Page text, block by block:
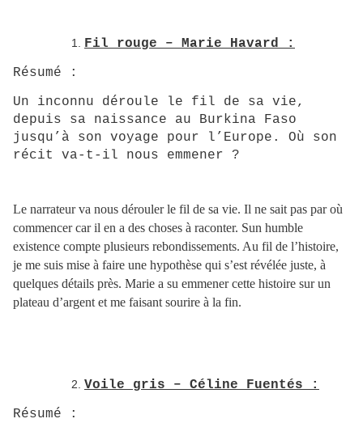
Fil rouge – Marie Havard :
Résumé :
Un inconnu déroule le fil de sa vie,
depuis sa naissance au Burkina Faso
jusqu’à son voyage pour l’Europe. Où son
récit va-t-il nous emmener ?
Le narrateur va nous dérouler le fil de sa vie. Il ne sait pas par où
commencer car il en a des choses à raconter. Sun humble
existence compte plusieurs rebondissements. Au fil de l’histoire,
je me suis mise à faire une hypothèse qui s’est révélée juste, à
quelques détails près. Marie a su emmener cette histoire sur un
plateau d’argent et me faisant sourire à la fin.
Voile gris – Céline Fuentés :
Résumé :